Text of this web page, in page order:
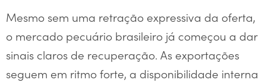
Mesmo sem uma retração expressiva da oferta,
o mercado pecuário brasileiro já começou a dar
sinais claros de recuperação. As exportações
seguem em ritmo forte, a disponibilidade interna